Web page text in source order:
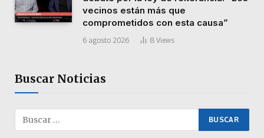
vecinos están más que
comprometidos con esta causa”
6 agosto 2026 8 Views
Buscar Noticias